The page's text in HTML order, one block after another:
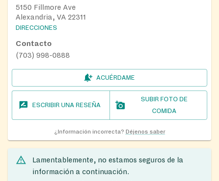
5150 Fillmore Ave
Alexandria, VA 22311
DIRECCIONES
Contacto
(703) 998-0888
ACUÉRDAME
ESCRIBIR UNA RESEÑA
SUBIR FOTO DE
COMIDA
¿Información incorrecta? Déjenos saber
Lamentablemente, no estamos seguros de la
información a continuación.